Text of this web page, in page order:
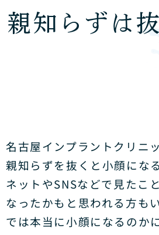
親知らずは
名古屋インプラントクリニ
親知らずを抜くと小顔にな
ネットやSNSなどで見たこ
なったかもと思われる方も
では本当に小顔になるのか